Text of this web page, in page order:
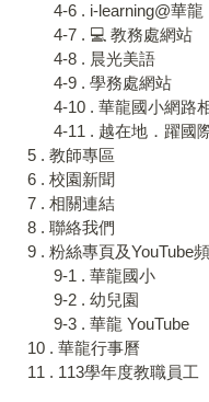
4-6 . i-learning@華龍
4-7 . 💻 教務處網站
4-8 . 晨光美語
4-9 . 學務處網站
4-10 . 華龍國小網路
4-11 . 越在地．躍國
5 . 教師專區
6 . 校園新聞
7 . 相關連結
8 . 聯絡我們
9 . 粉絲專頁及YouTube
9-1 . 華龍國小
9-2 . 幼兒園
9-3 . 華龍 YouTube
10 . 華龍行事曆
11 . 113學年度教職員工